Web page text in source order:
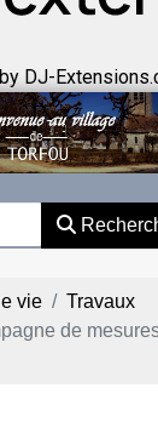
by DJ-
vie
Travaux
de